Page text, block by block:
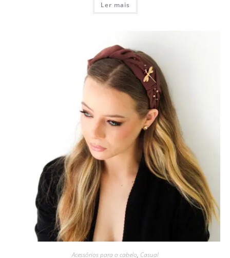
Ler mais
Acessórios para o cabelo, Casual